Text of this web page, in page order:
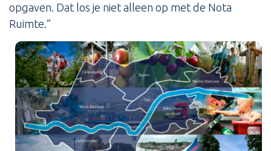
opgaven. Dat los je niet alleen op met de Nota
Ruimte.”